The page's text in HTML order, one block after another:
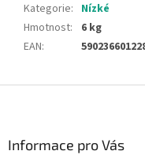
Kategorie: Nízké
Hmotnost:
6 kg
EAN:
Informace pro Vás